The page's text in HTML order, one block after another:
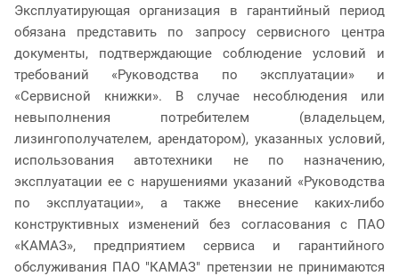
Эксплуатирующая организация в гарантийный период
обязана представить по запросу сервисного центра
документы, подтверждающие соблюдение условий и
требований «Руководства по эксплуатации» и
«Сервисной книжки». В случае несоблюдения или
невыполнения потребителем (владельцем,
лизингополучателем, арендатором), указанных условий,
использования автотехники не по назначению,
эксплуатации ее с нарушениями указаний «Руководства
по эксплуатации», а также внесение каких-либо
конструктивных изменений без согласования с ПАО
«КАМАЗ», предприятием сервиса и гарантийного
обслуживания ПАО "КАМАЗ" претензии не принимаются